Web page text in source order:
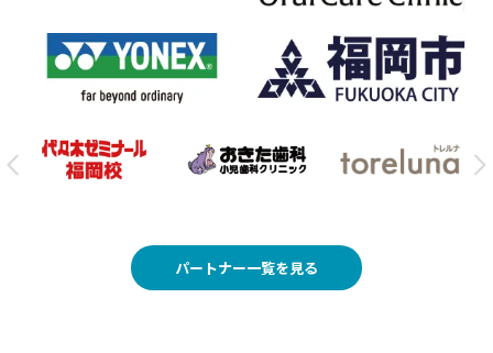
パートナー一覧を見る